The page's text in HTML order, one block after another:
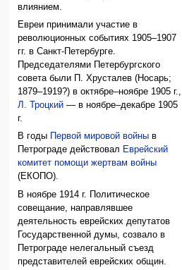
влиянием.
Евреи принимали участие в
революционных событиях 1905–1907
гг. в Санкт-Петербурге.
Председателями Петербургского
совета были П. Хрусталев (Носарь;
1879–1919?) в октябре–ноябре 1905 г.,
Л. Троцкий — в ноябре–декабре 1905
г.
В годы
Первой мировой войны в
Петрограде действовал Еврейский
комитет помощи жертвам войны
(ЕКОПО).
В ноябре 1914 г. Политическое
совещание, направлявшее
деятельность еврейских депутатов
Государственной думы, созвало в
Петрограде нелегальный съезд
представителей еврейских общин.